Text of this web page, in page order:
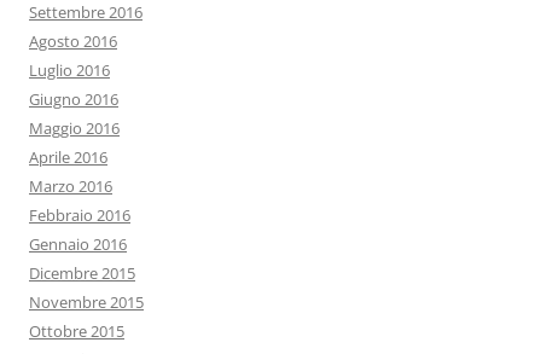
Settembre 2016
Agosto 2016
Luglio 2016
Giugno 2016
Maggio 2016
Aprile 2016
Marzo 2016
Febbraio 2016
Gennaio 2016
Dicembre 2015
Novembre 2015
Ottobre 2015